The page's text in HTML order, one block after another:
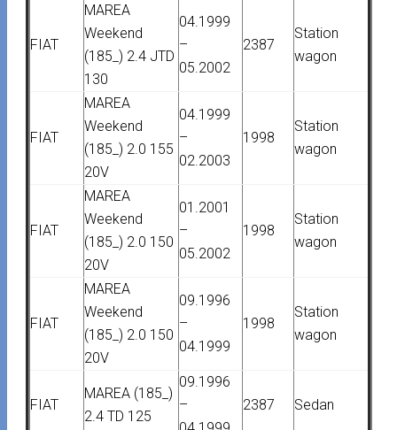
FIAT
MAREA
Weekend
(185_) 2.4 JTD
130
04.1999
–
05.2002
2387
Station
wagon
FIAT
MAREA
Weekend
(185_) 2.0 155
20V
04.1999
–
02.2003
1998
Station
wagon
FIAT
MAREA
Weekend
(185_) 2.0 150
20V
01.2001
–
05.2002
1998
Station
wagon
FIAT
MAREA
Weekend
(185_) 2.0 150
20V
09.1996
–
04.1999
1998
Station
wagon
FIAT
MAREA (185_)
2.4 TD 125
09.1996
–
2387 Sedan